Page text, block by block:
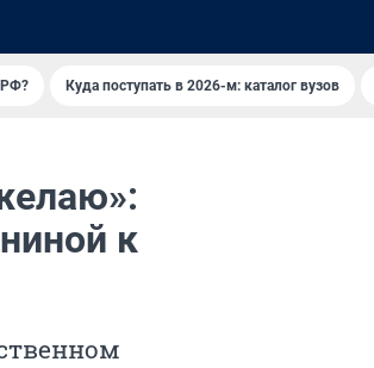
Куда поступать в 2026-м: каталог вузов
к